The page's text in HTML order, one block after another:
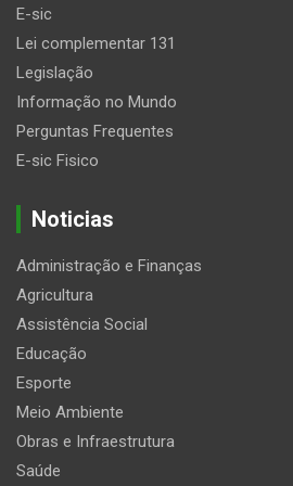
E-sic
Lei complementar 131
Legislação
Informação no Mundo
Perguntas Frequentes
E-sic Fisico
Noticias
Administração e Finanças
Agricultura
Assistência Social
Educação
Esporte
Meio Ambiente
Obras e Infraestrutura
Saúde